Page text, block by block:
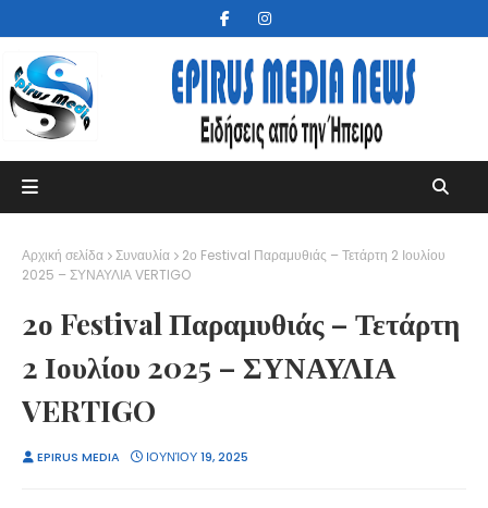
Αρχική σελίδα Συναυλία
2ο Festival Παραμυθιάς – Τετάρτη 2 Ιουλίου
2025 – ΣΥΝΑΥΛΙΑ VERTIGO
2ο Festival Παραμυθιάς – Τετάρτη
2 Ιουλίου 2025 – ΣΥΝΑΥΛΙΑ
VERTIGO
EPIRUS MEDIA ΙΟΥΝΊΟΥ 19, 2025